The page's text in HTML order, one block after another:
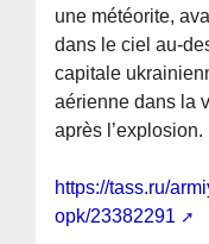
une météorite,
dans le ciel au-
capitale
aérienne dans la
après l’explosion.
https://tass.ru/
opk/23382291